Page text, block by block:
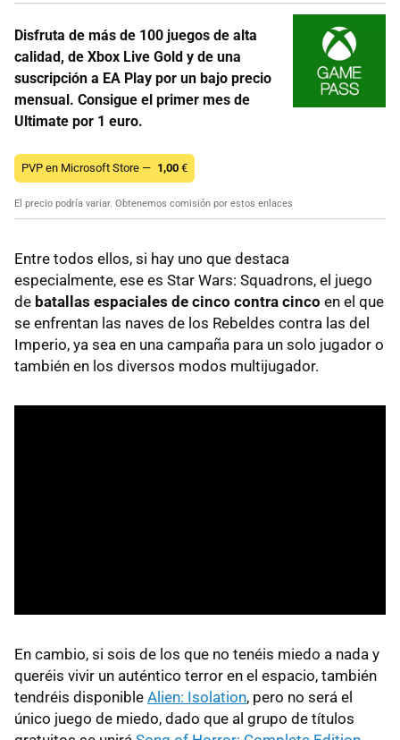
Disfruta de más de 100 juegos de alta
calidad, de Xbox Live Gold y de una
suscripción a EA Play por un bajo precio
mensual. Consigue el primer mes de
Ultimate por 1 euro.
PVP en Microsoft Store — 1,00 €
El precio podría variar. Obtenemos comisión por estos enlaces
Entre todos ellos, si hay uno que destaca
especialmente, ese es Star Wars: Squadrons, el juego
de batallas espaciales de cinco contra cinco en el que
se enfrentan las naves de los Rebeldes contra las del
Imperio, ya sea en una campaña para un solo jugador o
también en los diversos modos multijugador.
En cambio, si sois de los que no tenéis miedo a nada y
queréis vivir un auténtico terror en el espacio, también
tendréis disponible Alien: Isolation, pero no será el
único juego de miedo, dado que al grupo de títulos